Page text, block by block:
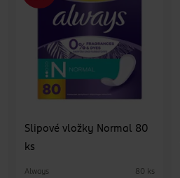
Slipové vložky Normal 80
ks
Always 80 ks